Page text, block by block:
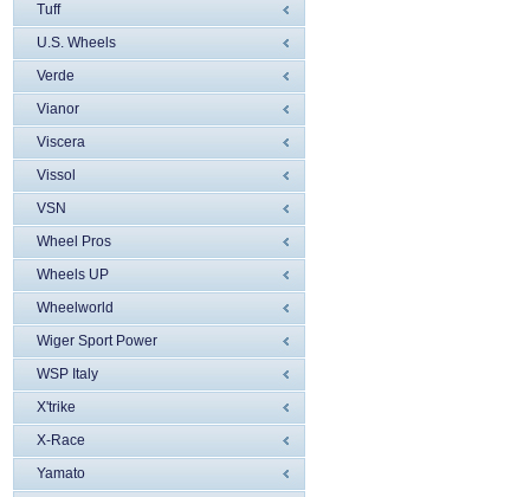
Tuff
U.S. Wheels
Verde
Vianor
Viscera
Vissol
VSN
Wheel Pros
Wheels UP
Wheelworld
Wiger Sport Power
WSP Italy
X'trike
X-Race
Yamato